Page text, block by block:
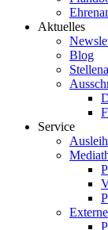
Aktuelles
Blog
Service